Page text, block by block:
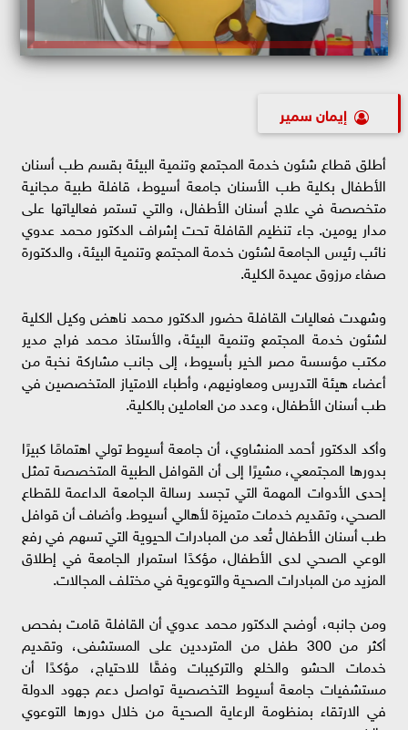
إيمان سمير
أطلق قطاع شئون خدمة المجتمع وتنمية البيئة بقسم طب أسنان
الأطفال بكلية طب الأسنان جامعة أسيوط، قافلة طبية مجانية
متخصصة في علاج أسنان الأطفال، والتي تستمر فعالياتها على
مدار يومين. جاء تنظيم القافلة تحت إشراف الدكتور محمد عدوي
نائب رئيس الجامعة لشئون خدمة المجتمع وتنمية البيئة، والدكتورة
صفاء مرزوق عميدة الكلية.
وشهدت فعاليات القافلة حضور الدكتور محمد ناهض وكيل الكلية
لشئون خدمة المجتمع وتنمية البيئة، والأستاذ محمد فراج مدير
مكتب مؤسسة مصر الخير بأسيوط، إلى جانب مشاركة نخبة من
أعضاء هيئة التدريس ومعاونيهم، وأطباء الامتياز المتخصصين في
طب أسنان الأطفال، وعدد من العاملين بالكلية.
وأكد الدكتور أحمد المنشاوي، أن جامعة أسيوط تولي اهتمامًا كبيرًا
بدورها المجتمعي، مشيرًا إلى أن القوافل الطبية المتخصصة تمثل
إحدى الأدوات المهمة التي تجسد رسالة الجامعة الداعمة للقطاع
الصحي، وتقديم خدمات متميزة لأهالي أسيوط. وأضاف أن قوافل
طب أسنان الأطفال تُعد من المبادرات الحيوية التي تسهم في رفع
الوعي الصحي لدى الأطفال، مؤكدًا استمرار الجامعة في إطلاق
المزيد من المبادرات الصحية والتوعوية في مختلف المجالات.
ومن جانبه، أوضح الدكتور محمد عدوي أن القافلة قامت بفحص
أكثر من 300 طفل من المترددين على المستشفى، وتقديم
خدمات الحشو والخلع والتركيبات وفقًا للاحتياج، مؤكدًا أن
مستشفيات جامعة أسيوط التخصصية تواصل دعم جهود الدولة
في الارتقاء بمنظومة الرعاية الصحية من خلال دورها التوعوي